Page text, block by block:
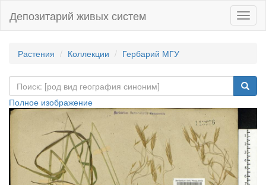
Депозитарий живых систем
Растения Коллекции Гербарий МГУ
Полное изображение